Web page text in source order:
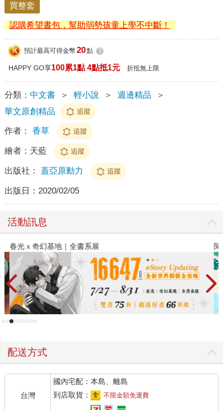
買整套
認購希望書包，幫助弱勢孩童上學不中斷！
預計最高可得金幣 20點 ?
HAPPY GO享100累1點 4點抵1元 折抵無上限
分類： 中文書 ＞ 輕小說 ＞ 週邊精品
＞
華文原創精品
追蹤
作者： 香草 追蹤
繪者： 天藍 追蹤
出版社： 蓋亞原動力 追蹤
出版日： 2020/02/05
活動訊息
春光ｘ奇幻基地｜全書系展
配送方式
台灣
國內宅配：本島、離島
到店取貨：
不限金額免運費